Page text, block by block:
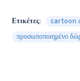
Ετικέτες: cartoon
προσωποποιημένο